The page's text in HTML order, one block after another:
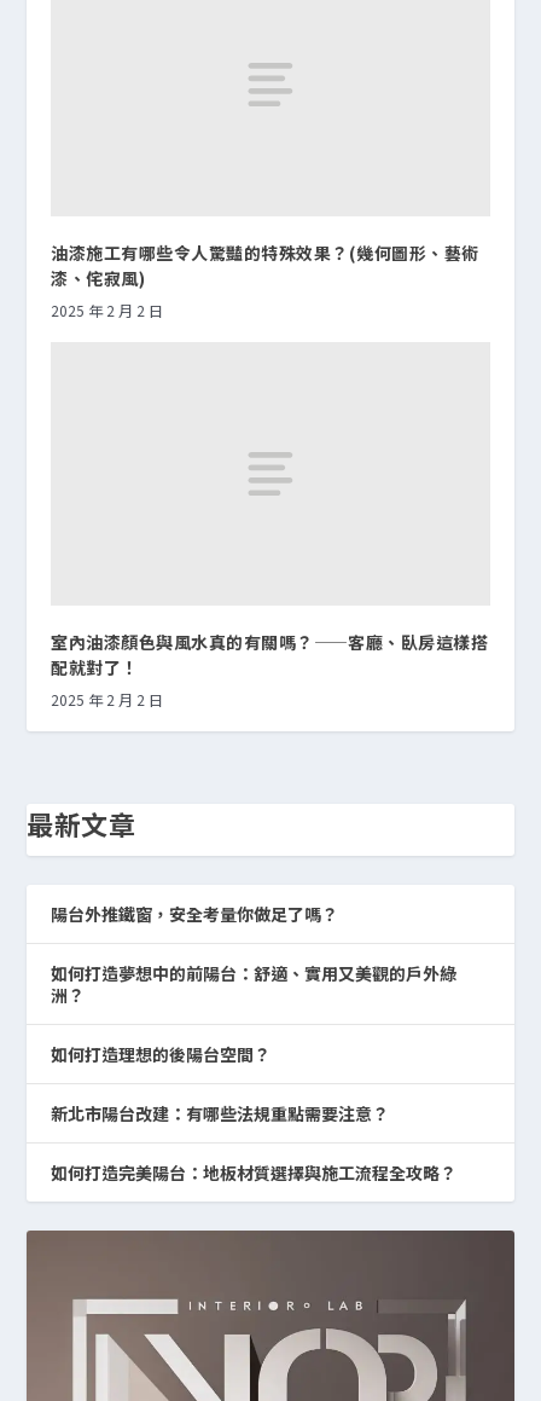
油漆施工有哪些令人驚豔的特殊效果？(幾何圖形、藝術
漆、侘寂風)
2025 年 2 月 2 日
室內油漆顏色與風水真的有關嗎？——客廳、臥房這樣搭
配就對了！
2025 年 2 月 2 日
最新文章
陽台外推鐵窗，安全考量你做足了嗎？
如何打造夢想中的前陽台：舒適、實用又美觀的戶外綠
洲？
如何打造理想的後陽台空間？
新北市陽台改建：有哪些法規重點需要注意？
如何打造完美陽台：地板材質選擇與施工流程全攻略？